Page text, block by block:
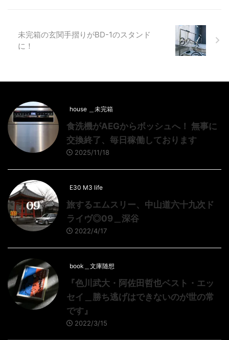
未完箱の玄関手摺りがBD-1のスタンド
に！
house ＿未完箱
食洗機がAEGからボッシュへ！ 無事に
交換終了、毎日稼働しております
2025/11/18
E30 M3 life
旅するエムスリー、中山道六十九次ド
ライヴ◎09＿深谷
2022/4/17
book＿文庫随想
『色川武大・阿佐田哲也ベスト・エッ
セイ＿勝ち逃げはできないのが世の常
です』
2022/3/15